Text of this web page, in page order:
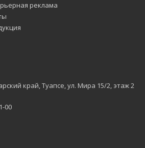
реклама
край, Туапсе, ул. Мира 15/2, этаж 2
00